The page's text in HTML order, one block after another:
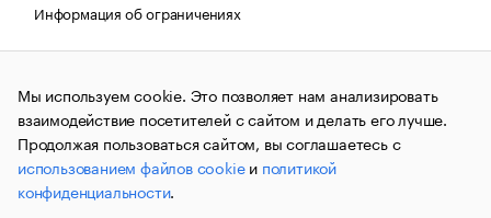
Информация об ограничениях
Правовая информация
О соблюдении авторских прав
© АО «РОСБИЗНЕСКОНСАЛТИНГ»,1995–2026.Сообщения
и материалы информационного агентства «РБК»
(зарегистрировано Федеральной службой по надзору в сфере
связи, информационных технологий и массовых
коммуникаций (Роскомнадзор) 09.12.2015 за номером ИА
№ФС77-63848) сопровождаются пометкой «РБК». Отдельные
публикации могут содержать информацию,
Мы используем cookie. Это позволяет нам анализировать
взаимодействие посетителей с сайтом и делать его лучше.
Продолжая пользоваться сайтом, вы соглашаетесь с
использованием файлов cookieи политикой
конфиденциальности.